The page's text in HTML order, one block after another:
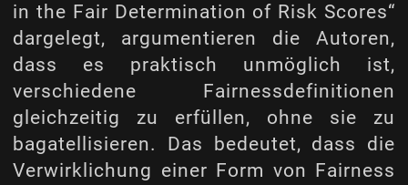
in the Fair Determination of Risk Scores“
dargelegt, argumentieren die Autoren,
dass es praktisch unmöglich ist,
verschiedene Fairnessdefinitionen
gleichzeitig zu erfüllen, ohne sie zu
bagatellisieren. Das bedeutet, dass die
Verwirklichung einer Form von Fairness